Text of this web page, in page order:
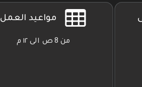
مواعيد العمل
من 8 ص الى ١٢ م